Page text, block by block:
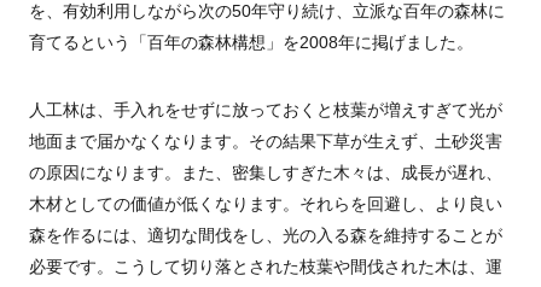
を、有効利用しながら次の50年守り続け、立派な百年の森林に
育てるという「百年の森林構想」を2008年に掲げました。
人工林は、手入れをせずに放っておくと枝葉が増えすぎて光が
地面まで届かなくなります。その結果下草が生えず、土砂災害
の原因になります。
また、密集しすぎた木々は、成長が遅れ、
木材としての価値が低くなります。それらを回避し、より良い
森を作るには、適切な間伐をし、光の入る森を維持することが
必要です。 こうして切り落とされた枝葉や間伐された木は、運